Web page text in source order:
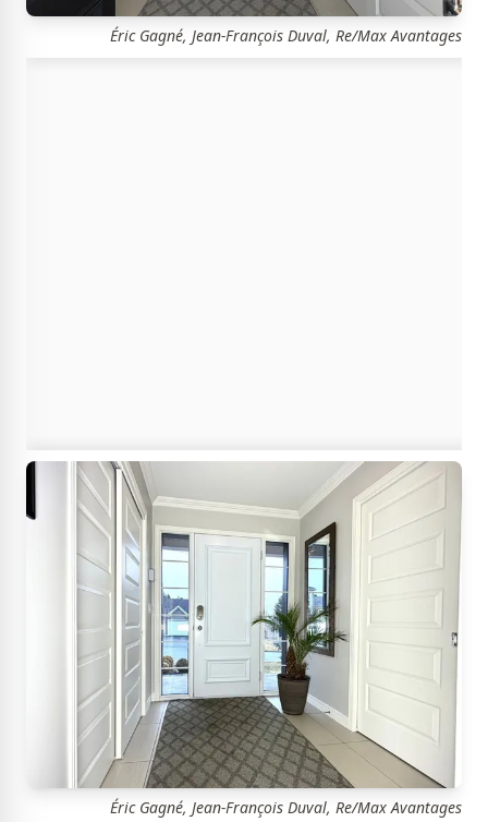
Éric Gagné, Jean-François Duval, Re/Max Avantages
Éric Gagné, Jean-François Duval, Re/Max Avantages